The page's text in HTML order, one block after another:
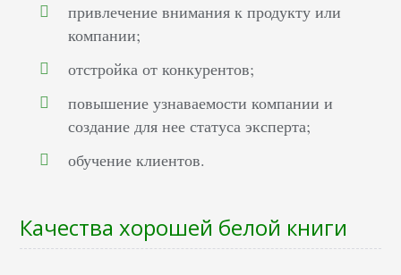
привлечение внимания к продукту или
компании;
отстройка от конкурентов;
повышение узнаваемости компании и
создание для нее статуса эксперта;
обучение клиентов.
Качества хорошей белой книги